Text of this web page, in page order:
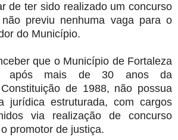
de ter sido realizado um concurso
previu nenhuma vaga para o
do Município.
que o Município de Fortaleza
após mais de 30 anos da
de 1988, não possua
jurídica estruturada, com cargos
via realização de concurso
promotor de justiça.